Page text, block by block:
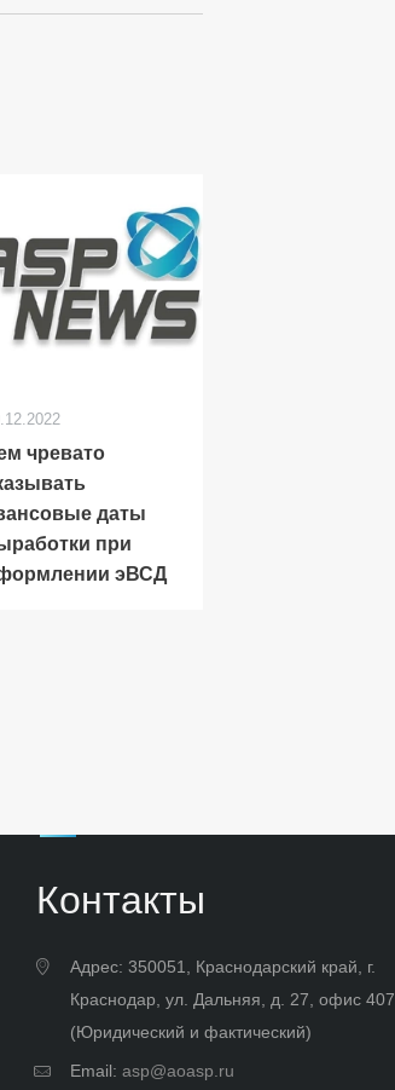
чревато
даты
при
эВСД
Контакты
Адрес: 350051, Краснодарский край, г.
Краснодар, ул. Дальняя, д. 27, офис 407
(Юридический и фактический)
Email: asp@aoasp.ru